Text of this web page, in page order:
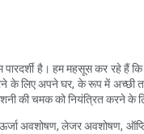
है। हम महसूस कर रहे
लिए अपने घर, के रूप में अच्छी
की चमक को नियंत्रित करने
ऊर्जा अवशोषण, लेजर